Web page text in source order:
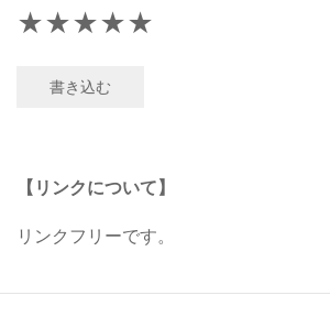
★
★
★
★
★
書き込む
【リンクについて】
リンクフリーです。